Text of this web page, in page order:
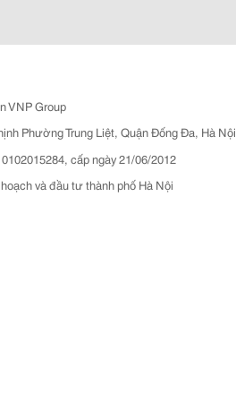
VNP Group
Phường Trung Liệt, Quận Đống Đa, Hà Nội
cấp ngày 21/06/2012
và đầu tư thành phố Hà Nội